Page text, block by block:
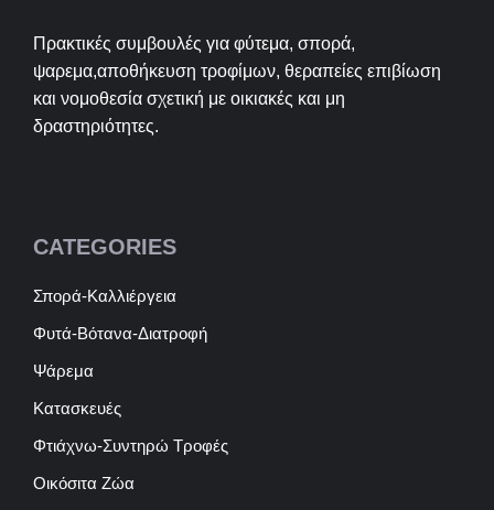
Πρακτικές συμβουλές για φύτεμα, σπορά,
ψαρεμα,αποθήκευση τροφίμων, θεραπείες επιβίωση
και νομοθεσία σχετική με οικιακές και μη
δραστηριότητες.
CATEGORIES
Σπορά-Καλλιέργεια
Φυτά-Βότανα-Διατροφή
Ψάρεμα
Κατασκευές
Φτιάχνω-Συντηρώ Τροφές
Οικόσιτα Ζώα